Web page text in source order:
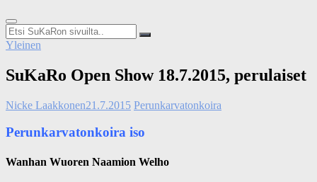
Etsi
SuKaRon
Yleinen
SuKaRo Open Show 18.7.2015, perulaiset
Nicke Laakkonen21.7.2015 Perunkarvatonkoira
Perunkarvatonkoira iso
Wanhan Wuoren Naamion Welho